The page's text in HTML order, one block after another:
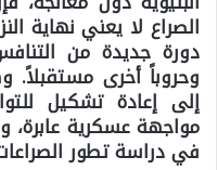
الصراع لا يعني نهاية
دورة جديدة من
وحروباً أخرى مستقبلاً.
إلى إعادة تشكيل
مواجهة عسكرية عابرة،
في دراسة تطور